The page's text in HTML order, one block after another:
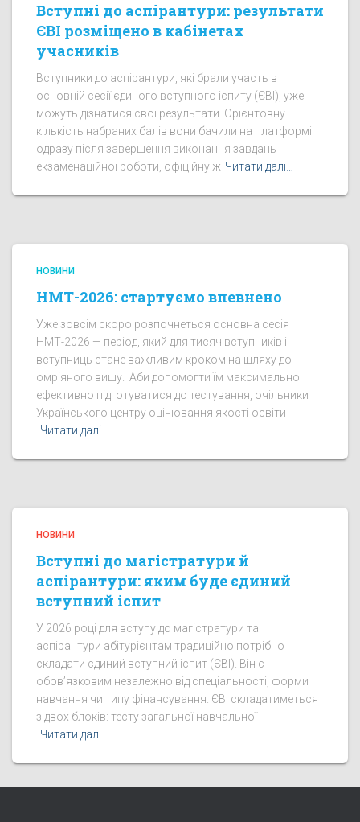
Вступні до аспірантури: результати
ЄВІ розміщено в кабінетах
учасників
Вступники до аспірантури, які брали участь в
основній сесії єдиного вступного іспиту (ЄВІ), уже
можуть дізнатися свої результати. Орієнтовну
кількість набраних балів вони бачили на платформі
одразу після завершення виконання завдань
екзаменаційної роботи, офіційну ж Читати далі…
НОВИНИ
НМТ-2026: стартуємо впевнено
Уже зовсім скоро розпочнеться основна сесія
НМТ-2026 — період, який для тисяч вступників і
вступниць стане важливим кроком на шляху до
омріяного вишу. Аби допомогти їм максимально
ефективно підготуватися до тестування, очільники
Українського центру оцінювання якості освіти
Читати далі…
НОВИНИ
Вступні до магістратури й
аспірантури: яким буде єдиний
вступний іспит
У 2026 році для вступу до магістратури та
аспірантури абітурієнтам традиційно потрібно
складати єдиний вступний іспит (ЄВІ). Він є
обов’язковим незалежно від спеціальності, форми
навчання чи типу фінансування. ЄВІ складатиметься
з двох блоків: тесту загальної навчальної
Читати далі…